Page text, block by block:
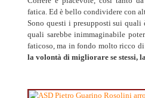
fatica. Ed è bello condividere con
Sono questi i presupposti sui
quali sarebbe inimmaginabile
faticoso, ma in fondo molto ricco
la volontà di migliorare se stessi,